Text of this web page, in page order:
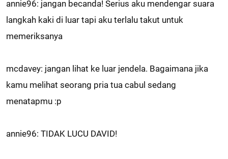
annie96: jangan becanda! Serius aku mendengar suara
langkah kaki di luar tapi aku terlalu takut untuk
memeriksanya
mcdavey: jangan lihat ke luar jendela. Bagaimana jika
kamu melihat seorang pria tua cabul sedang
menatapmu :p
annie96: TIDAK LUCU DAVID!